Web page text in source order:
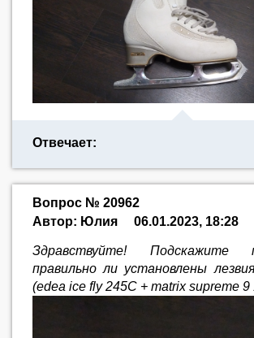
Отвечает:
Вопрос № 20962
Автор: Юлия
06.01.2023, 18:28
Здравствуйте! Подскажите
правильно ли установлены
(edea ice fly 245C + matrix supreme 9